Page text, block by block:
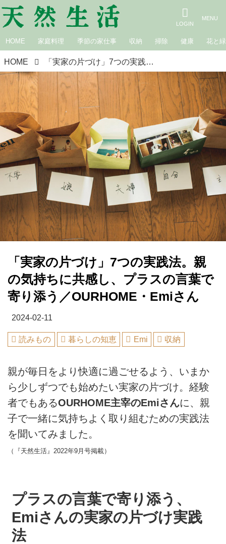
HOME 家庭料理 季節の家仕事 収納 掃除 健康 花と緑
HOME 「実家の片づけ」7つの実践法。親の気持ちに共感し、プラスの言葉で寄り添う／OURHOME・Emiさん
「実家の片づけ」7つの実践法。親
の気持ちに共感し、プラスの言葉で
寄り添う／OURHOME・Emiさん
2024-02-11
読みもの 暮らしの知恵 Emi 収納
親が毎日をより快適に過ごせるよう、いまか
ら少しずつでも始めたい実家の片づけ。経験
者でもあるOURHOME主宰のEmiさんに、親
子で一緒に気持ちよく取り組むための実践法
を聞いてみました。
（『天然生活』2022年9月号掲載）
プラスの言葉で寄り添う、
Emiさんの実家の片づけ実践
法